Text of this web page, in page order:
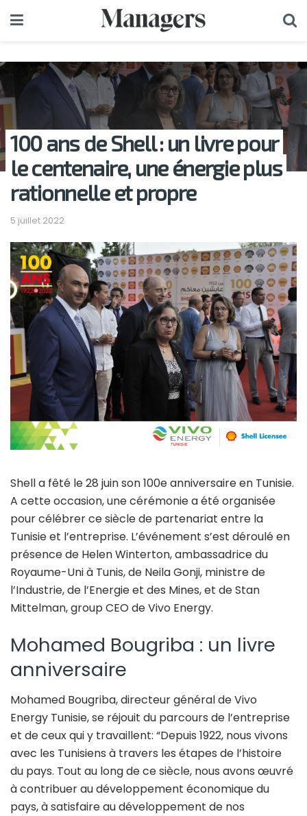
100 ans de Shell : un livre pour
le centenaire, une énergie plus
rationnelle et propre
5 juillet 2022
Shell a fêté le 28 juin son 100e anniversaire en Tunisie.
A cette occasion, une cérémonie a été organisée
pour célébrer ce siècle de partenariat entre la
Tunisie et l’entreprise. L’événement s’est déroulé en
présence de Helen Winterton, ambassadrice du
Royaume-Uni à Tunis, de Neila Gonji, ministre de
l’Industrie, de l’Energie et des Mines, et de Stan
Mittelman, group CEO de Vivo Energy.
Mohamed Bougriba : un livre
anniversaire
Mohamed Bougriba, directeur général de Vivo
Energy Tunisie, se réjouit du parcours de l’entreprise
et de ceux qui y travaillent: “Depuis 1922, nous vivons
avec les Tunisiens à travers les étapes de l’histoire
du pays. Tout au long de ce siècle, nous avons œuvré
à contribuer au développement économique du
pays, à satisfaire au développement de nos